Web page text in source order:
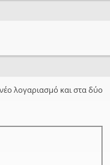
λογαριασμό και στα δύο